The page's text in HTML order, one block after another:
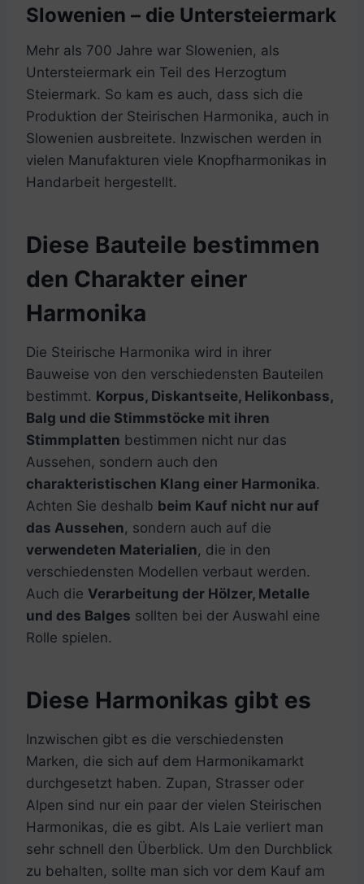
Slowenien – die Untersteiermark
Mehr als 700 Jahre war Slowenien, als
Untersteiermark ein Teil des Herzogtum
Steiermark. So kam es auch, dass sich die
Produktion der Steirischen Harmonika, auch in
Slowenien ausbreitete. Inzwischen werden in
vielen Manufakturen viele Knopfharmonikas in
Handarbeit hergestellt.
Diese Bauteile bestimmen
den Charakter einer
Harmonika
Die Steirische Harmonika wird in ihrer
Bauweise von den verschiedensten Bauteilen
bestimmt. Korpus, Diskantseite, Helikonbass,
Balg und die Stimmstöcke mit ihren
Stimmplatten bestimmen nicht nur das
Aussehen, sondern auch den
charakteristischen Klang einer Harmonika.
Achten Sie deshalb beim Kauf nicht nur auf
das Aussehen, sondern auch auf die
verwendeten Materialien, die in den
verschiedensten Modellen verbaut werden.
Auch die Verarbeitung der Hölzer, Metalle
und des Balges sollten bei der Auswahl eine
Rolle spielen.
Diese Harmonikas gibt es
Inzwischen gibt es die verschiedensten
Marken, die sich auf dem Harmonikamarkt
durchgesetzt haben. Zupan, Strasser oder
Alpen sind nur ein paar der vielen Steirischen
Harmonikas, die es gibt. Als Laie verliert man
sehr schnell den Überblick. Um den Durchblick
zu behalten, sollte man sich vor dem Kauf am